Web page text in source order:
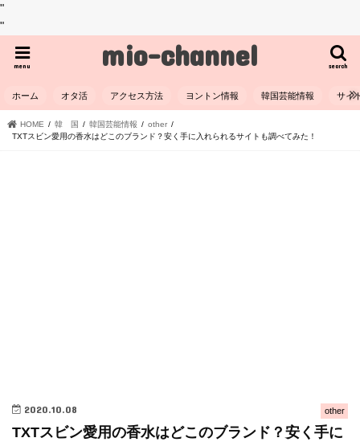
"
"
mio-channel search
menu
ホーム オタ活 アクセス方法 ヨントン情報 韓国芸能情報 サイ
HOME 韓 国 韓国芸能情報
other
TXTスビン愛用の香水はどこのブランド？安く手に入れられるサイトも調べてみた！
other
2020.10.08
TXTスビン愛用の香水はどこのブランド？安く手に